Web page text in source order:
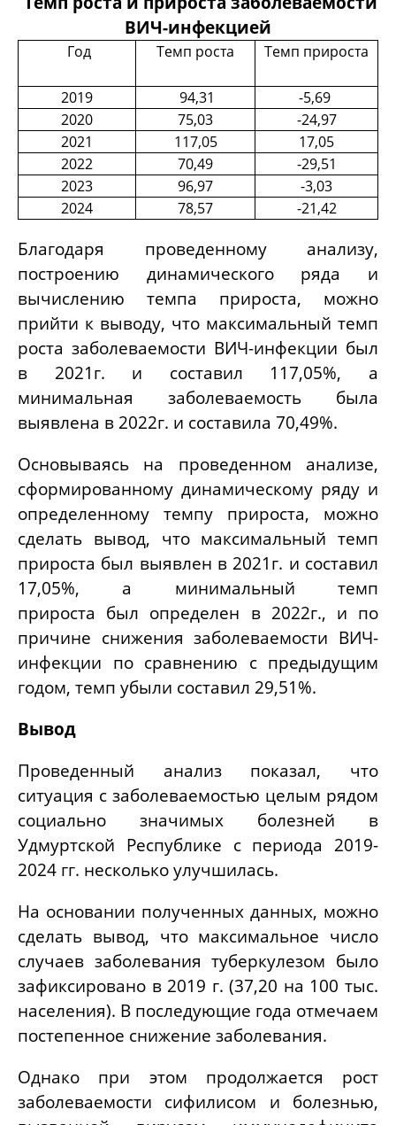
ВИЧ-инфекцией
Год Темп роста Темп прироста
2019 94,31
-5,69
2020
75,03
-24,97
2021
117,05
17,05
2022
70,49
-29,51
2023
96,97
-3,03
2024
78,57 -21,42
Благодаря проведенному анализу,
построению динамического ряда и
вычислению темпа прироста, можно
прийти к выводу, что максимальный темп
роста заболеваемости ВИЧ-инфекции был
в 2021г. и составил 117,05%, а
минимальная заболеваемость была
выявлена в 2022г. и составила 70,49%.
Основываясь на проведенном анализе,
сформированному динамическому ряду и
определенному темпу прироста, можно
сделать вывод, что максимальный темп
прироста был выявлен в 2021г. и составил
17,05%, а минимальный темп
прироста был определен в 2022г., и по
причине снижения заболеваемости ВИЧ-
инфекции по сравнению с предыдущим
годом, темп убыли составил 29,51%.
Вывод
Проведенный анализ показал, что
ситуация с заболеваемостью целым рядом
социально значимых болезней в
Удмуртской Республике с периода 2019-
2024 гг. несколько улучшилась.
На основании полученных данных, можно
сделать вывод, что максимальное число
случаев заболевания туберкулезом было
зафиксировано в 2019 г. (37,20 на 100 тыс.
населения). В последующие года отмечаем
постепенное снижение заболевания.
Однако при этом продолжается рост
заболеваемости сифилисом и болезнью,